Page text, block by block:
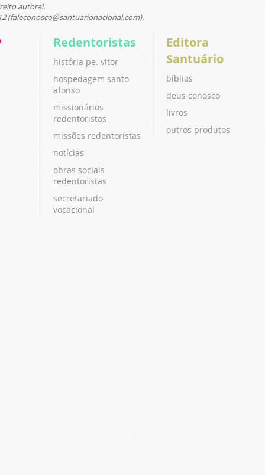
autoral.
(faleconosco@santuarionacional.com).
Redentoristas
história pe. vitor
hospedagem santo
afonso
missionários
redentoristas
missões redentoristas
notícias
obras sociais
redentoristas
secretariado
vocacional
Editora
Santuário
bíblias
deus conosco
livros
outros produtos